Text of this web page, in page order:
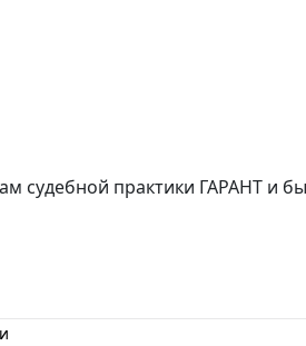
судебной практики ГАРАНТ и